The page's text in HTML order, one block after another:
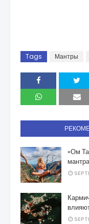
Tags Мантры
«Ом